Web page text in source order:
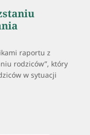
raportu z
rodziców”, który
w sytuacji